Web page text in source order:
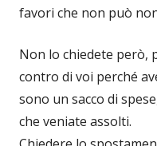
favori che non può
Non lo chiedete però,
contro di voi perché
sono un sacco di
che veniate assolti.